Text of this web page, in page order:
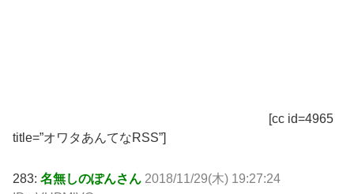
[cc id=4965
title=”オワタあんてなRSS”]
283: 名無しのぽんさん 2018/11/29(木) 19:27:24